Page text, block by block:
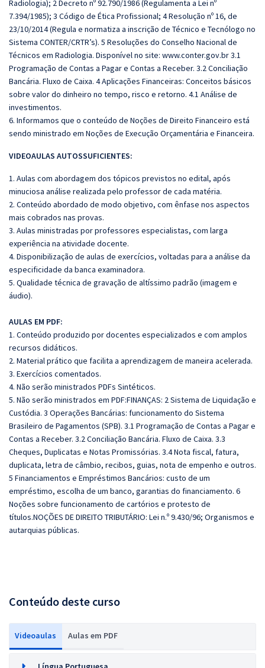
Radiologia); 2 Decreto nº 92.790/1986 (Regulamenta a Lei nº
7.394/1985); 3 Código de Ética Profissional; 4 Resolução nº 16, de
23/10/2014 (Regula e normatiza a inscrição de Técnico e Tecnólogo no
Sistema CONTER/CRTR’s). 5 Resoluções do Conselho Nacional de
Técnicos em Radiologia. Disponível no site: www.conter.gov.br3.1
Programação de Contas a Pagar e Contas a Receber. 3.2 Conciliação
Bancária. Fluxo de Caixa. 4 Aplicações Financeiras: Conceitos básicos
sobre valor do dinheiro no tempo, risco e retorno. 4.1 Análise de
investimentos.
6. Informamos que o conteúdo de Noções de Direito Financeiro está
sendo ministrado em Noções de Execução Orçamentária e Financeira.
VIDEOAULAS AUTOSSUFICIENTES:
1. Aulas com abordagem dos tópicos previstos no edital, após
minuciosa análise realizada pelo professor de cada matéria.
2. Conteúdo abordado de modo objetivo, com ênfase nos aspectos
mais cobrados nas provas.
3. Aulas ministradas por professores especialistas, com larga
experiência na atividade docente.
4. Disponibilização de aulas de exercícios, voltadas para a análise da
especificidade da banca examinadora.
5. Qualidade técnica de gravação de altíssimo padrão (imagem e
áudio).
AULAS EM PDF:
1. Conteúdo produzido por docentes especializados e com amplos
recursos didáticos.
2. Material prático que facilita a aprendizagem de maneira acelerada.
3. Exercícios comentados.
4. Não serão ministrados PDFs Sintéticos.
5. Não serão ministrados em PDF:FINANÇAS: 2 Sistema de Liquidação e
Custódia. 3 Operações Bancárias: funcionamento do Sistema
Brasileiro de Pagamentos (SPB). 3.1 Programação de Contas a Pagar e
Contas a Receber. 3.2 Conciliação Bancária. Fluxo de Caixa. 3.3
Cheques, Duplicatas e Notas Promissórias. 3.4 Nota fiscal, fatura,
duplicata, letra de câmbio, recibos, guias, nota de empenho e outros.
5 Financiamentos e Empréstimos Bancários: custo de um
empréstimo, escolha de um banco, garantias do financiamento. 6
Noções sobre funcionamento de cartórios e protesto de
títulos.NOÇÕES DE DIREITO TRIBUTÁRIO: Lei n.º 9.430/96; Organismos e
autarquias públicas.
Conteúdo deste curso
Videoaulas Aulas em PDF